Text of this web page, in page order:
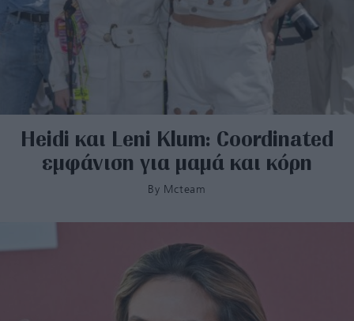
Heidi και Leni Klum: Coordinated
εμφάνιση για μαμά και κόρη
By Mcteam